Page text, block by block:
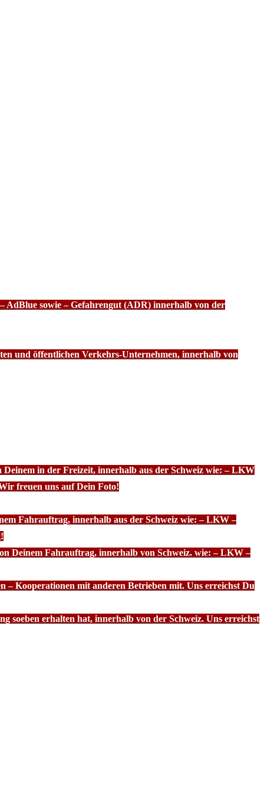
AdBlue sowie – Gefahrengut (ADR) innerhalb von der
und öffentlichen Verkehrs-Unternehmen, innerhalb von
in der Freizeit, innerhalb aus der Schweiz wie: – LKW
freuen uns auf Dein Foto!
Fahrauftrag, innerhalb aus der Schweiz wie: – LKW –
Deinem Fahrauftrag, innerhalb von Schweiz. wie: – LKW –
– Kooperationen mit anderen Betrieben mit. Uns erreichst Du
soeben erhalten hat, innerhalb von der Schweiz. Uns erreichst